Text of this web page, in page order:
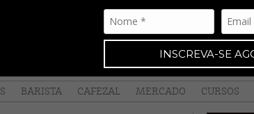
INSCREVA-SE
BARISTA CAFEZAL MERCADO CURSOS